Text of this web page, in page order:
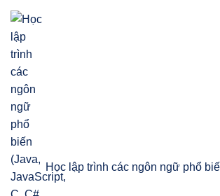
Học lập trình các ngôn ngữ phổ